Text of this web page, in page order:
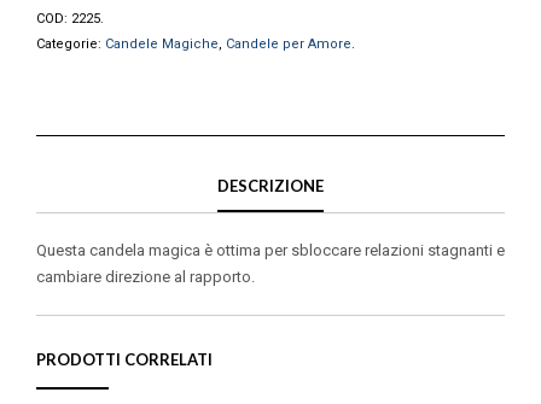
COD: 2225.
Categorie: Candele Magiche, Candele per Amore.
DESCRIZIONE
Questa candela magica è ottima per sbloccare relazioni stagnanti e
cambiare direzione al rapporto.
PRODOTTI CORRELATI